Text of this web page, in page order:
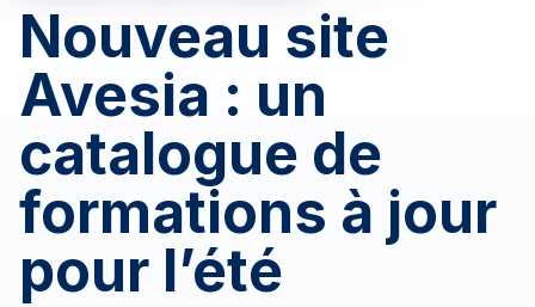
Nouveau site
Avesia : un
catalogue de
formations à jour
pour l’été